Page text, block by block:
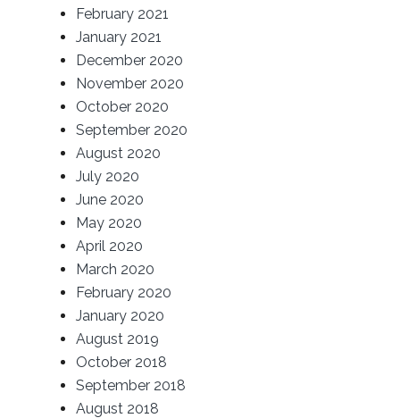
February 2021
January 2021
December 2020
November 2020
October 2020
September 2020
August 2020
July 2020
June 2020
May 2020
April 2020
March 2020
February 2020
January 2020
August 2019
October 2018
September 2018
August 2018